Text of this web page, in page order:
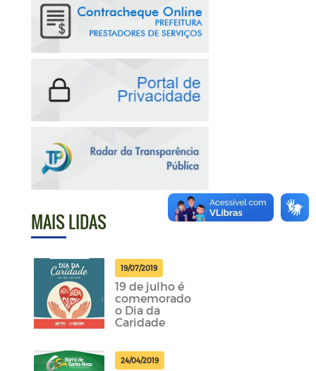
MAIS LIDAS
19/07/2019
19 de julho é
comemorado
o Dia da
Caridade
24/04/2019